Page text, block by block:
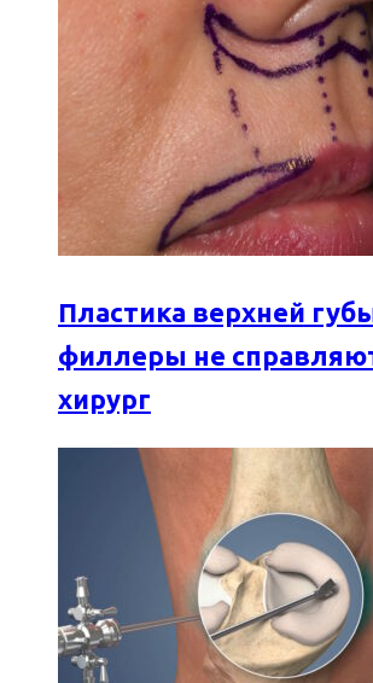
Пластика верхней
филлеры не
хирург